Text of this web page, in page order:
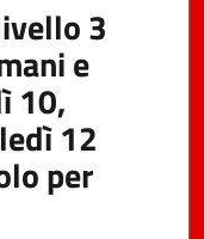
3
e
10,
12
per